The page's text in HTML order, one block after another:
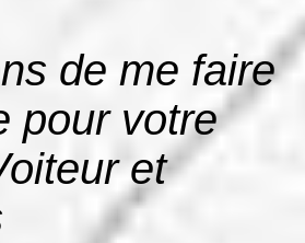
de me faire
pour votre
et